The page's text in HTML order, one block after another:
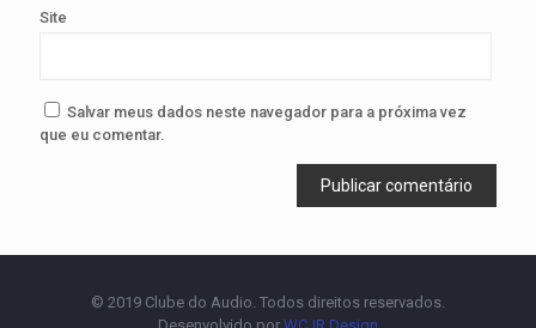
Site
Salvar meus dados neste navegador para a próxima vez
que eu comentar.
© 2019 Clube do Audio. Todos direitos reservados.